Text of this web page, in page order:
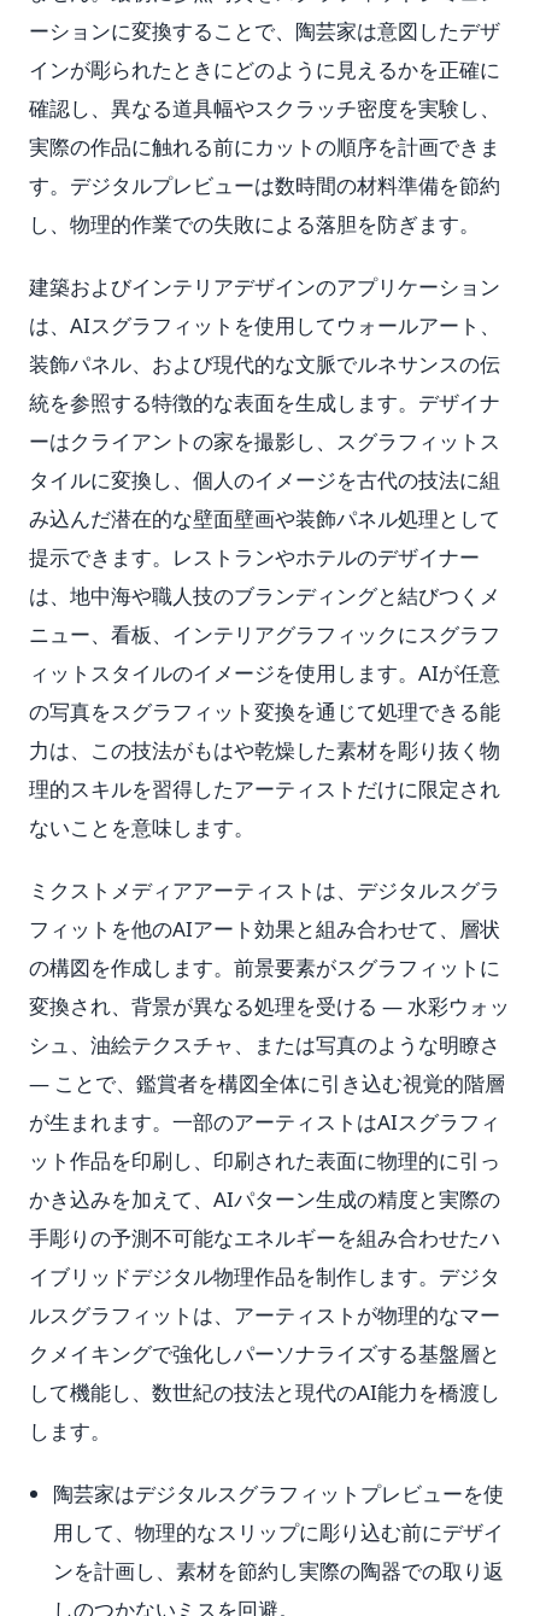
ーションに変換することで、陶芸家は意図したデザ
インが彫られたときにどのように見えるかを正確に
確認し、異なる道具幅やスクラッチ密度を実験し、
実際の作品に触れる前にカットの順序を計画できま
す。デジタルプレビューは数時間の材料準備を節約
し、物理的作業での失敗による落胆を防ぎます。
建築およびインテリアデザインのアプリケーション
は、AIスグラフィットを使用してウォールアート、
装飾パネル、および現代的な文脈でルネサンスの伝
統を参照する特徴的な表面を生成します。デザイナ
ーはクライアントの家を撮影し、スグラフィットス
タイルに変換し、個人のイメージを古代の技法に組
み込んだ潜在的な壁面壁画や装飾パネル処理として
提示できます。レストランやホテルのデザイナー
は、地中海や職人技のブランディングと結びつくメ
ニュー、看板、インテリアグラフィックにスグラフ
ィットスタイルのイメージを使用します。AIが任意
の写真をスグラフィット変換を通じて処理できる能
力は、この技法がもはや乾燥した素材を彫り抜く物
理的スキルを習得したアーティストだけに限定され
ないことを意味します。
ミクストメディアアーティストは、デジタルスグラ
フィットを他のAIアート効果と組み合わせて、層状
の構図を作成します。前景要素がスグラフィットに
変換され、背景が異なる処理を受ける — 水彩ウォッ
シュ、油絵テクスチャ、または写真のような明瞭さ
— ことで、鑑賞者を構図全体に引き込む視覚的階層
が生まれます。一部のアーティストはAIスグラフィ
ット作品を印刷し、印刷された表面に物理的に引っ
かき込みを加えて、AIパターン生成の精度と実際の
手彫りの予測不可能なエネルギーを組み合わせたハ
イブリッドデジタル物理作品を制作します。デジタ
ルスグラフィットは、アーティストが物理的なマー
クメイキングで強化しパーソナライズする基盤層と
して機能し、数世紀の技法と現代のAI能力を橋渡し
します。
陶芸家はデジタルスグラフィットプレビューを使
用して、物理的なスリップに彫り込む前にデザイ
ンを計画し、素材を節約し実際の陶器での取り返
しのつかないミスを回避。